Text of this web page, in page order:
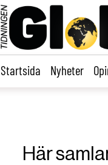
Startsida Nyheter
Här